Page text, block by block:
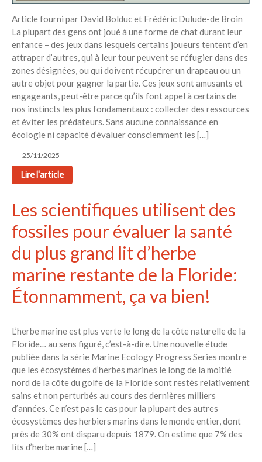
Article fourni par David Bolduc et Frédéric Dulude-de Broin
La plupart des gens ont joué à une forme de chat durant leur
enfance – des jeux dans lesquels certains joueurs tentent d’en
attraper d’autres, qui à leur tour peuvent se réfugier dans des
zones désignées, ou qui doivent récupérer un drapeau ou un
autre objet pour gagner la partie. Ces jeux sont amusants et
engageants, peut-être parce qu’ils font appel à certains de
nos instincts les plus fondamentaux : collecter des ressources
et éviter les prédateurs. Sans aucune connaissance en
écologie ni capacité d’évaluer consciemment les […]
25/11/2025
Lire l'article
Les scientifiques utilisent des
fossiles pour évaluer la santé
du plus grand lit d’herbe
marine restante de la Floride:
Étonnamment, ça va bien!
L’herbe marine est plus verte le long de la côte naturelle de la
Floride… au sens figuré, c’est-à-dire. Une nouvelle étude
publiée dans la série Marine Ecology Progress Series montre
que les écosystèmes d’herbes marines le long de la moitié
nord de la côte du golfe de la Floride sont restés relativement
sains et non perturbés au cours des dernières milliers
d’années. Ce n’est pas le cas pour la plupart des autres
écosystèmes des herbiers marins dans le monde entier, dont
près de 30% ont disparu depuis 1879. On estime que 7% des
lits d’herbe marine […]